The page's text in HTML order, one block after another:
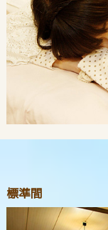
標準間